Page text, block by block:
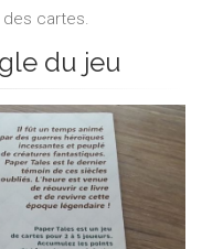
cartes.
du jeu